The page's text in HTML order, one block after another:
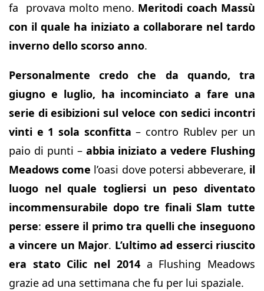
fa provava molto meno. Meritodi coach Massù
con il quale ha iniziato a collaborare nel tardo
inverno dello scorso anno.
Personalmente credo che da quando, tra
giugno e luglio, ha incominciato a fare una
serie di esibizioni sul veloce con sedici incontri
vinti e 1 sola sconfitta – contro Rublev per un
paio di punti – abbia iniziato a vedere Flushing
Meadows come l’oasi dove potersi abbeverare, il
luogo nel quale togliersi un peso diventato
incommensurabile dopo tre finali Slam tutte
perse: essere il primo tra quelli che inseguono
a vincere un Major. L’ultimo ad esserci riuscito
era stato Cilic nel 2014a Flushing Meadows
grazie ad una settimana che fu per lui spaziale.